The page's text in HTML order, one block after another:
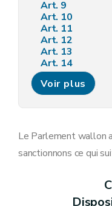
Art. 9
Art. 10
Art. 11
Art. 12
Art. 13
Art. 14
Art. 15
Art. 16
Art. 17
Art. 20
Art. 22
Art. 25
Voir plus
Le Parlement wallon
sanctionnons ce qui